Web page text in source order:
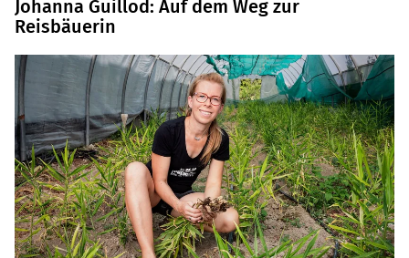
Johanna Guillod: Auf dem Weg zur
Reisbäuerin